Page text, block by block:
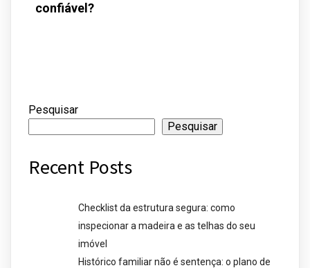
confiável?
Pesquisar
Pesquisar
Recent Posts
Checklist da estrutura segura: como
inspecionar a madeira e as telhas do seu
imóvel
Histórico familiar não é sentença: o plano de